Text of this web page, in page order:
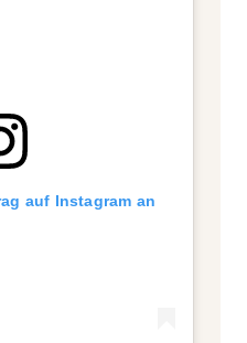
auf Instagram an